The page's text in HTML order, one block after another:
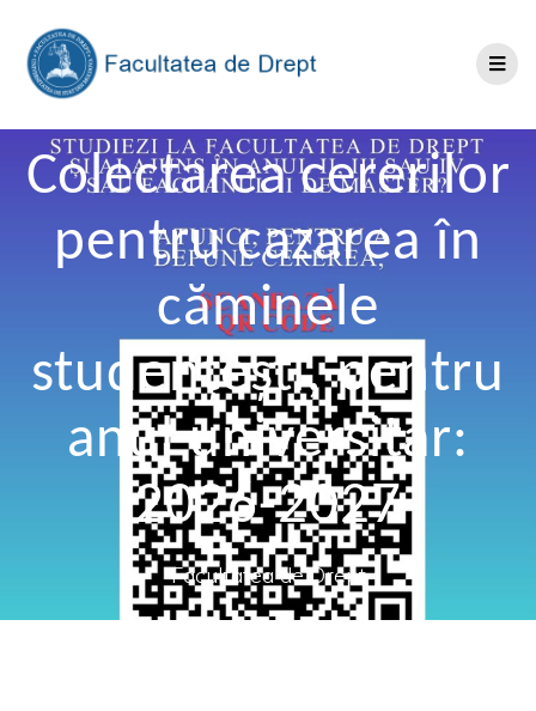
Colectarea cererilor
pentru cazarea în
căminele
studențești, pentru
anul universitar:
2026-2027
Facultatea de Drept